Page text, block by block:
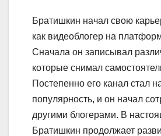
Братишкин начал свою
как видеоблогер на
Сначала он записывал
которые снимал
Постепенно его канал стал
популярность, и он начал
другими блогерами. В
Братишкин продолжает